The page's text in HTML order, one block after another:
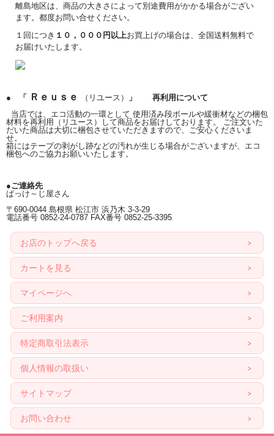
離島地区は、商品の大きさによって別途費用がかかる場合がござい
ます。都度お問い合せください。
１回につき １０，０００円以上お買上げの場合は、全国送料無料で
お届けいたします。
● 「 Ｒｅｕｓｅ （リユース）
」 再利用について
当店では、エコ活動の一環として 使用済み段ボールや緩衝材などの梱包
材料を再利用（リユース）して商品をお届けしております。 ご注文いた
だいた商品は大切に梱包させていただきますので、ご安心くださいま
せ。
箱にはテープの剥がし跡などの汚れが生じる場合がございますが、エコ
梱包へのご協力お願いいたします。
●ご連絡先
ぱっけ～じ屋さん
〒690-0044 島根県 松江市 浜乃木 3-3-29
電話番号 0852-24-0787 FAX番号 0852-25-3395
お店のトップへ戻る
カートを見る
マイページへ
ご利用案内
特定商取引法表示
個人情報の取扱い
サイトマップ
お問い合わせ